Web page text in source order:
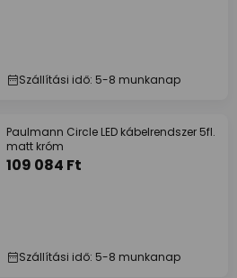
Szállítási idő: 5-8 munkanap
Paulmann Circle LED kábelrendszer 5fl.
matt króm
109 084 Ft
Szállítási idő: 5-8 munkanap